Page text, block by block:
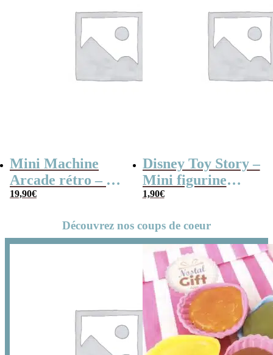
Mini Machine
Arcade rétro – 26
jeux et 99 niveaux
19,90€
Disney Toy Story –
Mini figurine
mystère série B
1,90€
Découvrez nos coups de coeur